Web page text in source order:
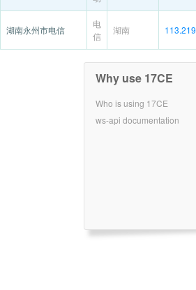
湖南永州市电信
电
信
湖南
Why use 17CE
Who is using 17CE
ws-api documentation